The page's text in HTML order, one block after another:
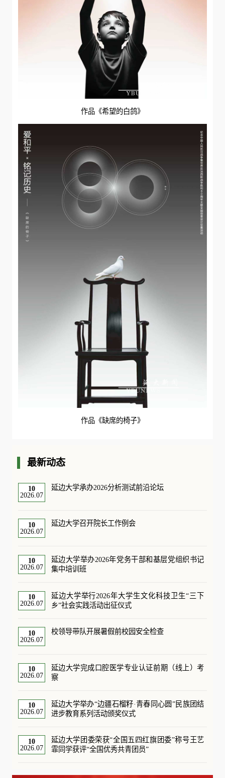
作品《希望的白鸽》
作品《缺席的椅子》
最新动态
10
2026.07
延边大学承办2026分析测试前沿论坛
10
2026.07
延边大学召开院长工作例会
10
2026.07
延边大学举办2026年党务干部和基层党组织书记
集中培训班
10
2026.07
延边大学举行2026年大学生文化科技卫生“三下
乡”社会实践活动出征仪式
10
2026.07
校领导带队开展暑假前校园安全检查
10
2026.07
延边大学完成口腔医学专业认证前期（线上）考
察
10
2026.07
延边大学举办“边疆石榴籽·青春同心圆”民族团结
进步教育系列活动颁奖仪式
10
2026.07
延边大学团委荣获“全国五四红旗团委”称号王艺
霏同学获评“全国优秀共青团员”